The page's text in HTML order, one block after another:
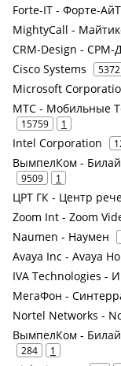
Forte-IT - Форте-
MightyCall -
CRM-Design - СРМ-
Cisco Systems 5372
Microsoft
МТС - Мобильные
15759 1
Intel Corporation
ВымпелКом -
9509 1
ЦРТ ГК - Центр
Zoom Int - Zoom
Naumen - Наумен
Avaya Inc - Avaya
IVA Technologies -
МегаФон -
Nortel Networks -
ВымпелКом -
284 1